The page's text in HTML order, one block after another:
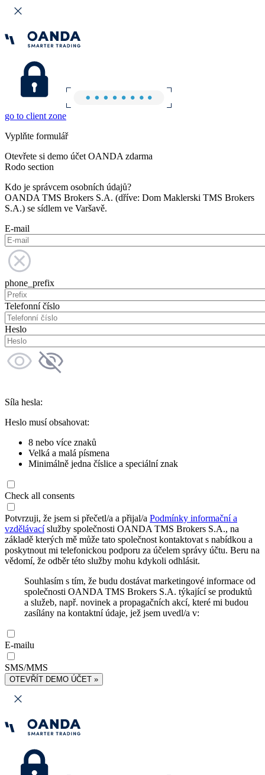
go to client zone
Vyplňte formulář
Otevřete si demo účet OANDA zdarma
Rodo section
Kdo je správcem osobních údajů?
OANDA TMS Brokers S.A. (dříve: Dom Maklerski TMS Brokers
S.A.) se sídlem ve Varšavě.
E-mail
phone_prefix
Telefonní číslo
Heslo
Síla hesla:
Heslo musí obsahovat:
8 nebo více znaků
Velká a malá písmena
Minimálně jedna číslice a speciální znak
Check all consents
Potvrzuji, že jsem si přečetl/a a přijal/a Podmínky informační a
vzdělávacíslužby společnosti OANDA TMS Brokers S.A., na
základě kterých mě může tato společnost kontaktovat s nabídkou a
poskytnout mi telefonickou podporu za účelem správy účtu. Beru na
vědomí, že odběr této služby mohu kdykoli odhlásit.
Souhlasím s tím, že budu dostávat marketingové informace od
společnosti OANDA TMS Brokers S.A. týkající se produktů
a služeb, např. novinek a propagačních akcí, které mi budou
zasílány na kontaktní údaje, jež jsem uvedl/a v:
E-mailu
SMS/MMS
OTEVŘÍT DEMO ÚČET »